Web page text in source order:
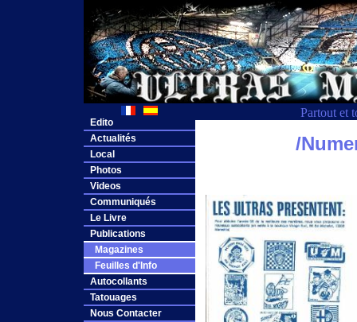
Partout et
Edito
Actualités
Local
Photos
Videos
Communiqués
Le Livre
Publications
Magazines
Feuilles d'Info
Autocollants
Tatouages
Nous Contacter
/